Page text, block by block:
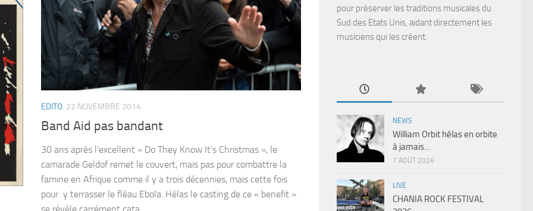
EDITO 22 NOVEMBRE 2014
Band Aid pas bandant
30 ans après l’excellent « Do They Know It’s Christmas », le
camarade Geldof remet le couvert, mais pas pour combattre la
famine en Afrique comme il y a trois décennies, mais cette fois
pour y terrasser le fléau Ebola. Hélas le casting de ce « benefit »
pour préserver les traditions musicales du
Sud des Etats Unis, aidant directement les
musiciens qui les créent.
NEWS
William Orbit hélas en orbite
à jamais…
7 AOÛT 2026
LIVE
CHANIA ROCK FESTIVAL